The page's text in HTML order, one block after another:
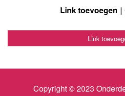
Link toevoegen
Link
Copyright © 2023